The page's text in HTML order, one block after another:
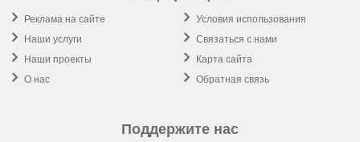
Реклама на сайте
Наши услуги
Наши проекты
О нас
Условия использования
Связаться с нами
Карта сайта
Обратная связь
Поддержите нас